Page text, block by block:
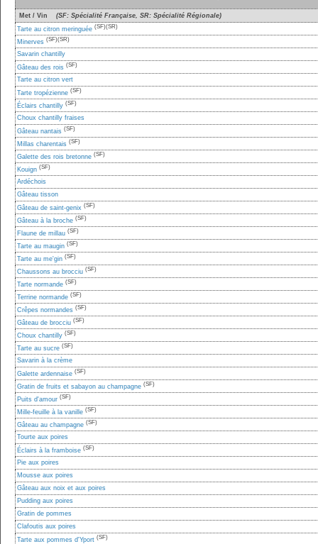
Met / Vin
(SF: Spécialité Française, SR: Spécialité Régionale)
Tarte au citron meringuée (SF)(SR)
Minerves (SF)(SR)
Savarin chantilly
Gâteau des rois (SF)
Tarte au citron vert
Tarte tropézienne (SF)
Éclairs chantilly (SF)
Choux chantilly fraises
Gâteau nantais (SF)
Millas charentais (SF)
Galette des rois bretonne (SF)
Kouign (SF)
Ardéchois
Gâteau tisson
Gâteau de saint-genix (SF)
Gâteau à la broche (SF)
Flaune de millau (SF)
Tarte au maugin (SF)
Tarte au me'gin (SF)
Chaussons au brocciu (SF)
Tarte normande (SF)
Terrine normande (SF)
Crêpes normandes (SF)
Gâteau de brocciu (SF)
Choux chantilly (SF)
Tarte au sucre (SF)
Savarin à la crème
Galette ardennaise (SF)
Gratin de fruits et sabayon au champagne (SF)
Puits d'amour (SF)
Mille-feuille à la vanille (SF)
Gâteau au champagne (SF)
Tourte aux poires
Éclairs à la framboise (SF)
Pie aux poires
Mousse aux poires
Gâteau aux noix et aux poires
Pudding aux poires
Gratin de pommes
Clafoutis aux poires
Tarte aux pommes d'Yport (SF)